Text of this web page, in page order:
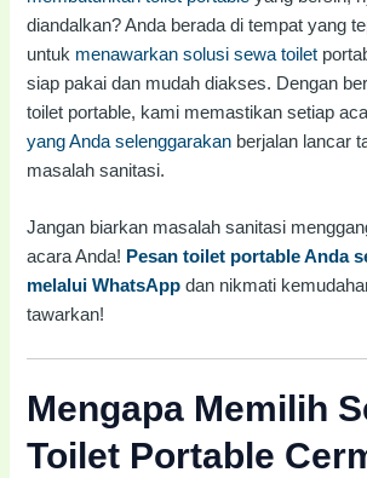
diandalkan? Anda berada di tempat yang
untuk menawarkan solusi sewa toilet
siap pakai dan mudah diakses. Dengan
toilet portable, kami memastikan setiap
yang Anda selenggarakan berjalan lancar
masalah sanitasi.
Jangan biarkan masalah sanitasi
acara Anda! Pesan toilet portable Anda
melalui WhatsApp dan nikmati
tawarkan!
Mengapa Memilih
Toilet Portable